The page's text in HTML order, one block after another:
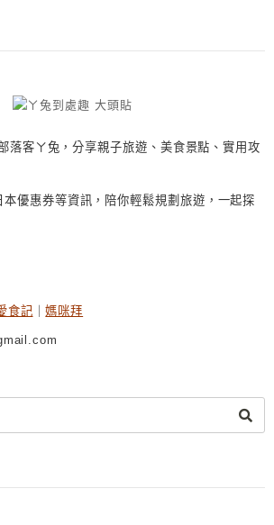
落客ㄚ兔，分享親子旅遊、美食景點、實用攻
優惠券等資訊，陪你輕鬆規劃旅遊，一起探
食記 ｜媽咪拜